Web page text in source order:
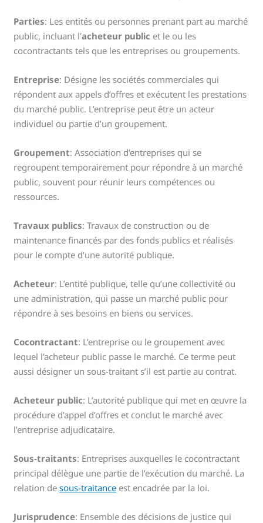
Parties: Les entités ou personnes prenant part au marché
public, incluant l’acheteur public et le ou les
cocontractants tels que les entreprises ou groupements.
Entreprise: Désigne les sociétés commerciales qui
répondent aux appels d’offres et exécutent les prestations
du marché public. L’entreprise peut être un acteur
individuel ou partie d’un groupement.
Groupement: Association d’entreprises qui se
regroupent temporairement pour répondre à un marché
public, souvent pour réunir leurs compétences ou
ressources.
Travaux publics: Travaux de construction ou de
maintenance financés par des fonds publics et réalisés
pour le compte d’une autorité publique.
Acheteur: L’entité publique, telle qu’une collectivité ou
une administration, qui passe un marché public pour
répondre à ses besoins en biens ou services.
Cocontractant: L’entreprise ou le groupement avec
lequel l’acheteur public passe le marché. Ce terme peut
aussi désigner un sous-traitant s’il est partie au contrat.
Acheteur public: L’autorité publique qui met en œuvre la
procédure d’appel d’offres et conclut le marché avec
l’entreprise adjudicataire.
Sous-traitants: Entreprises auxquelles le cocontractant
principal délègue une partie de l’exécution du marché. La
relation desous-traitance est encadrée par la loi.
Jurisprudence: Ensemble des décisions de justice qui